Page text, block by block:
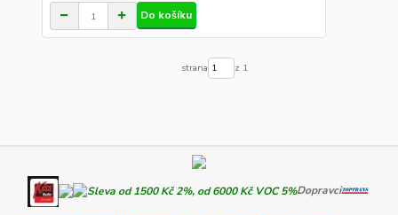
Do košíku
strana z 1
Dopravci